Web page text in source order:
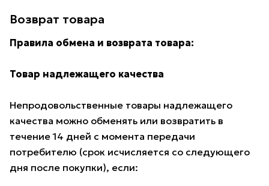
Возврат товара
Правила обмена и возврата товара:
Товар надлежащего качества
Непродовольственные товары надлежащего
качества можно обменять или возвратить в
течение 14 дней с момента передачи
потребителю (срок исчисляется со следующего
дня после покупки), если: